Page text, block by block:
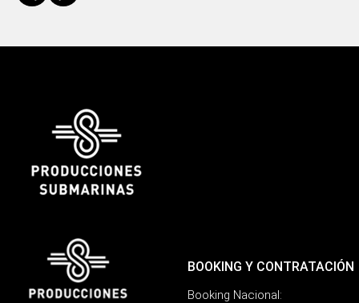
BOOKING Y CONTRATACIÓN
Booking Nacional: